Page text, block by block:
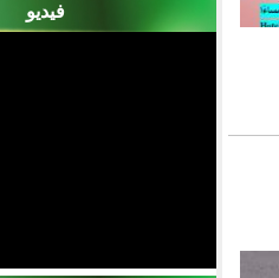
فيديو